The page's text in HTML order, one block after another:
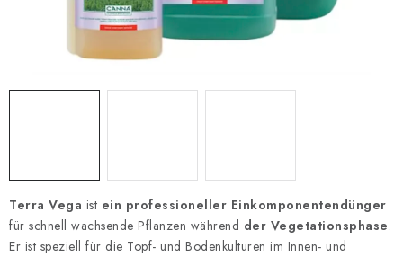
Terra Vega ist ein professioneller Einkomponentendünger
für schnell wachsende Pflanzen während der Vegetationsphase.
Er ist speziell für die Topf- und Bodenkulturen im Innen- und